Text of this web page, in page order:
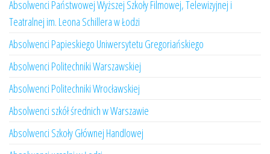
Absolwenci Państwowej Wyższej Szkoły Filmowej, Telewizyjnej i
Teatralnej im. Leona Schillera w Łodzi
Absolwenci Papieskiego Uniwersytetu Gregoriańskiego
Absolwenci Politechniki Warszawskiej
Absolwenci Politechniki Wrocławskiej
Absolwenci szkół średnich w Warszawie
Absolwenci Szkoły Głównej Handlowej